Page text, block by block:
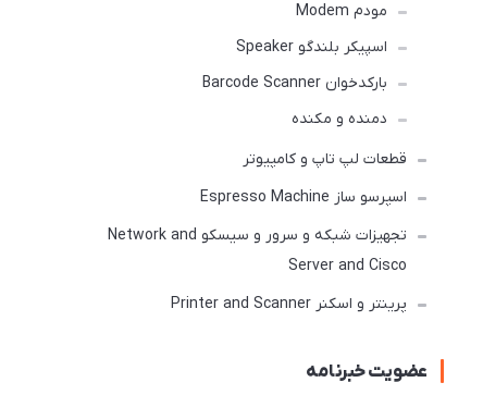
مودم Modem
اسپیکر بلندگو Speaker
بارکدخوان Barcode Scanner
دمنده و مکنده
قطعات لپ تاپ و کامپیوتر
اسپرسو ساز Espresso Machine
تجهیزات شبکه و سرور و سیسکو Network and
Server and Cisco
پرینتر و اسکنر Printer and Scanner
عضویت خبرنامه